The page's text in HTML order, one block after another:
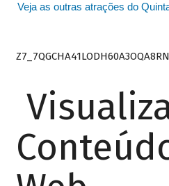
Veja as outras atrações do